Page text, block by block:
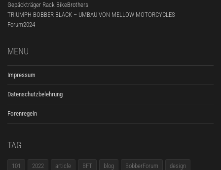
Gepäckträger Rack BikeBrothers
TRIUMPH BOBBER BLACK – UMBAU VON MELLOW MOTORCYCLES
Forum2024
MENU
Impressum
Datenschutzbelehrung
Forenregeln
TAG
101 2022 article BFT blog BobberForum design